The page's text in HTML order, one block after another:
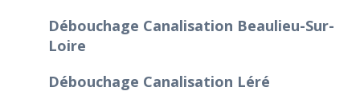
Débouchage Canalisation Beaulieu-Sur-
Loire
Débouchage Canalisation Léré